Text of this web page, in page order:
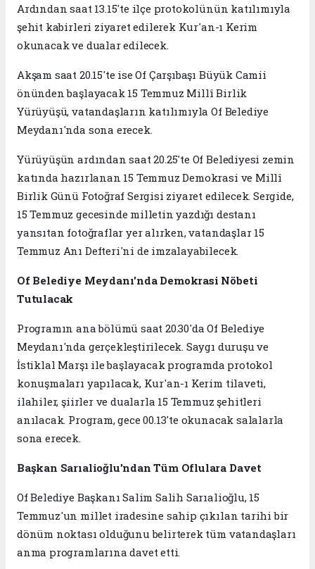
Ardından saat 13.15'te ilçe protokolünün katılımıyla
şehit kabirleri ziyaret edilerek Kur'an-ı Kerim
okunacak ve dualar edilecek.
Akşam saat 20.15'te ise Of Çarşıbaşı Büyük Camii
önünden başlayacak 15 Temmuz Millî Birlik
Yürüyüşü, vatandaşların katılımıyla Of Belediye
Meydanı'nda sona erecek.
Yürüyüşün ardından saat 20.25'te Of Belediyesi zemin
katında hazırlanan 15 Temmuz Demokrasi ve Millî
Birlik Günü Fotoğraf Sergisi ziyaret edilecek. Sergide,
15 Temmuz gecesinde milletin yazdığı destanı
yansıtan fotoğraflar yer alırken, vatandaşlar 15
Temmuz Anı Defteri'ni de imzalayabilecek.
Of Belediye Meydanı'nda Demokrasi Nöbeti
Tutulacak
Programın ana bölümü saat 20.30'da Of Belediye
Meydanı'nda gerçekleştirilecek. Saygı duruşu ve
İstiklal Marşı ile başlayacak programda protokol
konuşmaları yapılacak, Kur'an-ı Kerim tilaveti,
ilahiler, şiirler ve dualarla 15 Temmuz şehitleri
anılacak. Program, gece 00.13'te okunacak salalarla
sona erecek.
Başkan Sarıalioğlu'ndan Tüm Oflulara Davet
Of Belediye Başkanı Salim Salih Sarıalioğlu, 15
Temmuz'un millet iradesine sahip çıkılan tarihi bir
dönüm noktası olduğunu belirterek tüm vatandaşları
anma programlarına davet etti.